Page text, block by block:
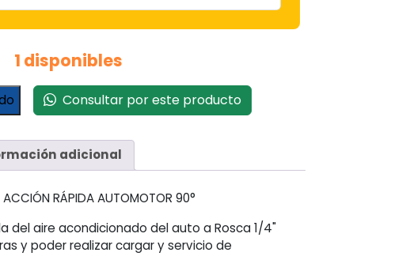
1 disponibles
Consultar por este producto
adicional
RÁPIDA AUTOMOTOR 90°
del aire acondicionado del auto a Rosca 1/4"
y poder realizar cargar y servicio de